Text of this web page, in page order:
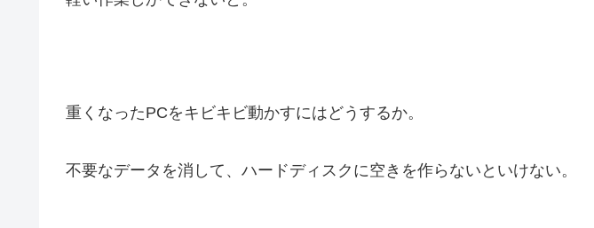
重くなったPCをキビキビ動かすにはどうするか。
不要なデータを消して、ハードディスクに空きを作らないといけない。